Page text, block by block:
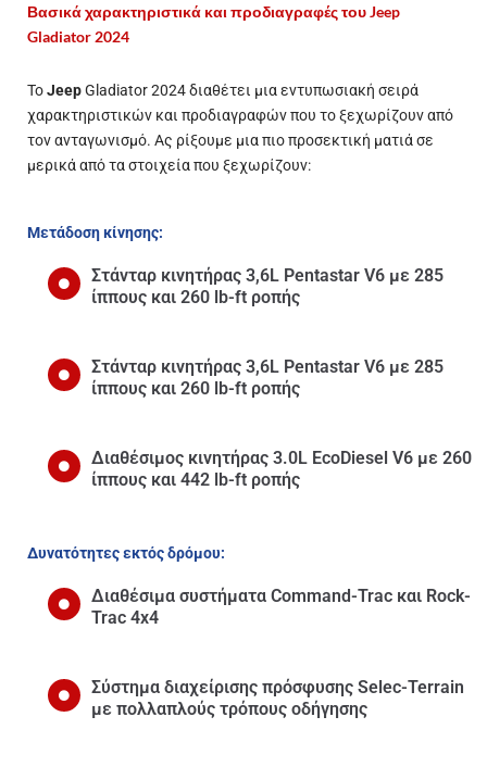
Βασικά χαρακτηριστικά και προδιαγραφές του Jeep
Gladiator 2024
ΤοJeepGladiator 2024 διαθέτει μια εντυπωσιακή σειρά
χαρακτηριστικών και προδιαγραφών που το ξεχωρίζουν από
τον ανταγωνισμό. Ας ρίξουμε μια πιο προσεκτική ματιά σε
μερικά από τα στοιχεία που ξεχωρίζουν:
Μετάδοση κίνησης:
Στάνταρ κινητήρας 3,6L Pentastar V6 με 285
ίππους και 260 lb-ft ροπής
Στάνταρ κινητήρας 3,6L Pentastar V6 με 285
ίππους και 260 lb-ft ροπής
Διαθέσιμος κινητήρας 3.0L EcoDiesel V6 με 260
ίππους και 442 lb-ft ροπής
Δυνατότητες εκτός δρόμου:
Διαθέσιμα συστήματα Command-Trac και Rock-
Trac 4x4
Σύστημα διαχείρισης πρόσφυσης Selec-Terrain
με πολλαπλούς τρόπους οδήγησης